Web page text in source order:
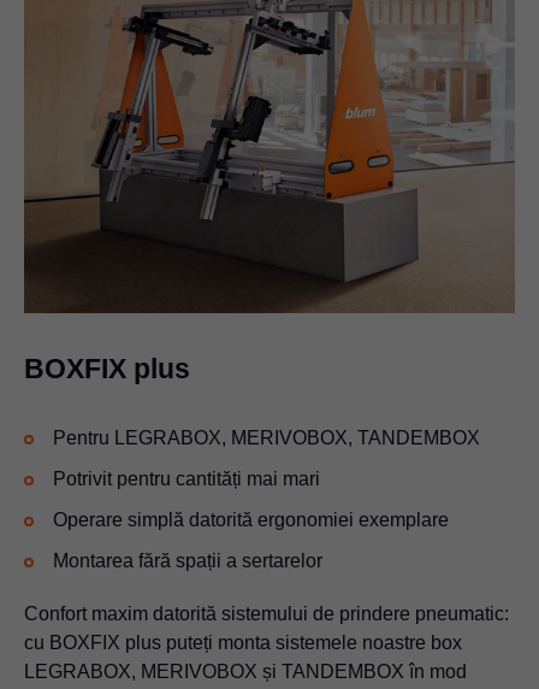
BOXFIX plus
Pentru LEGRABOX, MERIVOBOX, TANDEMBOX
Potrivit pentru cantități mai mari
Operare simplă datorită ergonomiei exemplare
Montarea fără spații a sertarelor
Confort maxim datorită sistemului de prindere pneumatic:
cu BOXFIX plus puteți monta sistemele noastre box
LEGRABOX, MERIVOBOX și TANDEMBOX în mod